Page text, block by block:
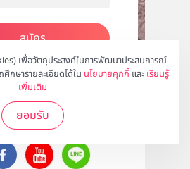
เพื่อวัตถุประสงค์ในการพัฒนาประสบการณ์
กษารายละเอียดได้ใน นโยบายคุกกี้ และ เรียนรู้
เพิ่มเติม
ยอมรับ
สมัคร
ติดตามเราได้ที่